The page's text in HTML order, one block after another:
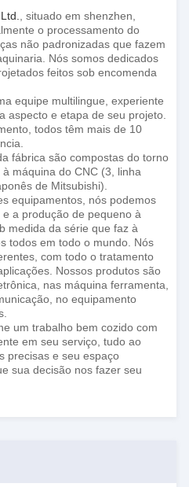
, situado em shenzhen,
o processamento do
não padronizadas que fazem
Nós somos dedicados
feitos sob encomenda
equipe multilingue, experiente
aspecto e etapa de seu projeto.
todos têm mais de 10
fábrica são compostas do torno
máquina do CNC (3, linha
de Mitsubishi).
equipamentos, nós podemos
a produção de pequeno à
medida da série que faz à
todos em todo o mundo. Nós
com todo o tratamento
Nossos produtos são
nas máquina ferramenta,
no equipamento
um trabalho bem cozido com
em seu serviço, tudo ao
precisas e seu espaço
sua decisão nos fazer seu